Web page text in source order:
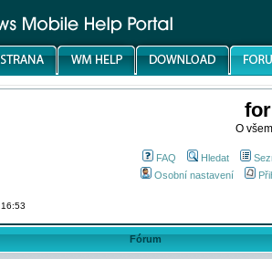
O
FAQ Hledat
Osobní nastavení
Fórum